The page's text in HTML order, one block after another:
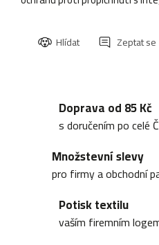
Zeptat se
Hlídat
Doprava od 85 Kč
s doručením po celé
Množstevní slevy
pro firmy a obchodní
Potisk textilu
vaším firemním